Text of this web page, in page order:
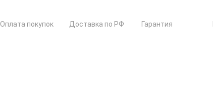
Оплата покупок Доставка по РФ Гарантия